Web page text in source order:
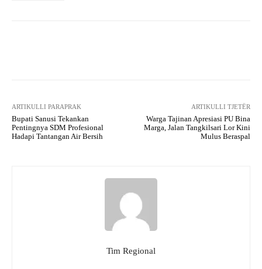
ARTIKULLI PARAPRAK
Bupati Sanusi Tekankan
Pentingnya SDM Profesional
Hadapi Tantangan Air Bersih
ARTIKULLI TJETËR
Warga Tajinan Apresiasi PU Bina
Marga, Jalan Tangkilsari Lor Kini
Mulus Beraspal
Tim Regional